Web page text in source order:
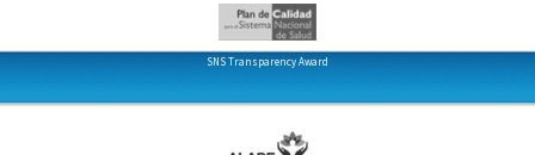
SNS Transparency Award